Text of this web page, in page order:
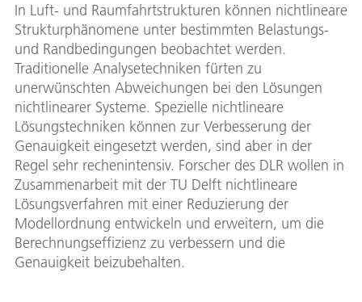
In Luft- und Raumfahrtstrukturen können nichtlineare
Strukturphänomene unter bestimmten Belastungs-
und Randbedingungen beobachtet werden.
Traditionelle Analysetechniken fürten zu
unerwünschten Abweichungen bei den Lösungen
nichtlinearer Systeme. Spezielle nichtlineare
Lösungstechniken können zur Verbesserung der
Genauigkeit eingesetzt werden, sind aber in der
Regel sehr rechenintensiv. Forscher des DLR wollen in
Zusammenarbeit mit der TU Delft nichtlineare
Lösungsverfahren mit einer Reduzierung der
Modellordnung entwickeln und erweitern, um die
Berechnungseffizienz zu verbessern und die
Genauigkeit beizubehalten.